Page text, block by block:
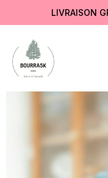
LIVRAISON